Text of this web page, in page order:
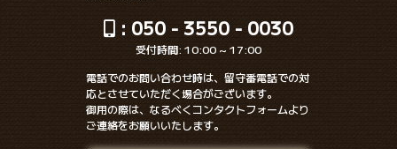
: 050 - 3550 - 0030
受付時間: 10:00 ~ 17:00
電話でのお問い合わせ時は、留守番電話での対
応とさせていただく場合がございます。
御用の際は、なるべくコンタクトフォームより
ご連絡をお願いいたします。